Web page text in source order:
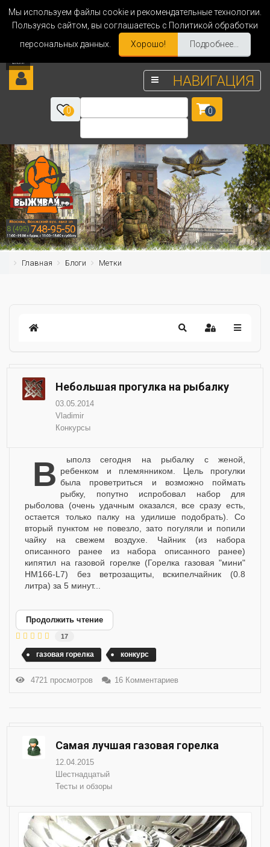
Мы используем файлы cookie и рекомендательные технологии.
Пользуясь сайтом, вы соглашаетесь с Политикой обработки
персональных данных.
Хорошо! Подробнее...
НАВИГАЦИЯ
0 0
Главная Блоги Метки
Небольшая прогулка на рыбалку
03.05.2014
Vladimir
Конкурсы
Выполз сегодня на рыбалку с женой, ребенком и племянником. Цель прогулки
была проветриться и возможно поймать
рыбку, попутно испробовал набор для
рыболова (очень удачным оказался, все сразу есть,
остается только палку на удилише подобрать). Со
вторый пунктом не повезло, зато погуляли и попили
чайку на свежем воздухе. Чайник (из набора
описанного ранее из набора описанного ранее)
кипятил на газовой горелке (Горелка газовая "мини"
HM166-L7) без ветрозащиты, вскипелчайник (0.8
литра) за 5 минут...
Продолжить чтение
17
газовая горелка конкурс
4721 просмотров 16 Комментариев
Самая лучшая газовая горелка
12.04.2015
Шестнадцатый
Тесты и обзоры